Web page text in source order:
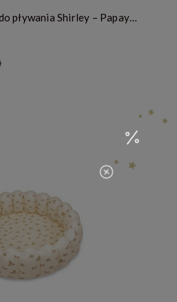
Liewood – Rękawki do pływania Shirley – Papaya / Pale tuscany